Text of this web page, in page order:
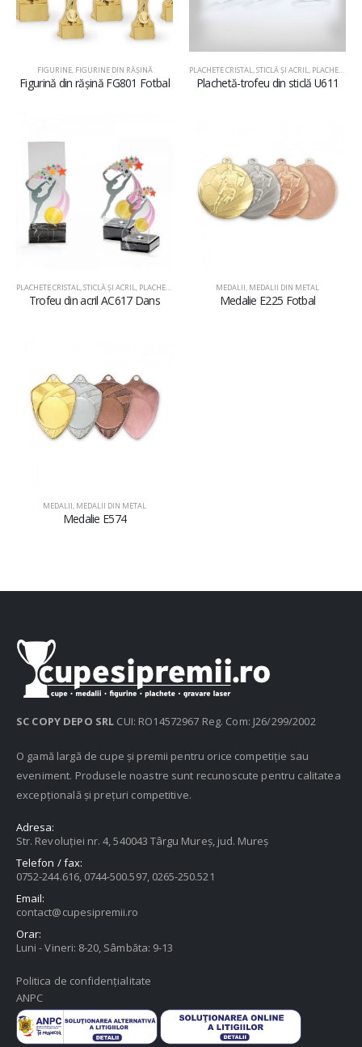
FIGURINE, FIGURINE DIN RĂŞINĂ
Figurină din rășină FG801 Fotbal
PLACHETE CRISTAL, STICLĂ ŞI ACRIL, PLACHETE DIN STICLĂ
Plachetă-trofeu din sticlă U611
PLACHETE CRISTAL, STICLĂ ŞI ACRIL, PLACHETE DIN ACRIL
Trofeu din acril AC617 Dans
MEDALII, MEDALII DIN METAL
Medalie E225 Fotbal
MEDALII, MEDALII DIN METAL
Medalie E574
SC COPY DEPO SRL CUI: RO14572967 Reg. Com: J26/299/2002
O gamă largă de cupe și premii pentru orice competiție sau
eveniment. Produsele noastre sunt recunoscute pentru calitatea
excepțională și prețuri competitive.
Adresa:
Str. Revoluției nr. 4, 540043 Târgu Mureș, jud. Mureș
Telefon / fax:
0752-244.616, 0744-500.597, 0265-250.521
Email:
contact@cupesipremii.ro
Orar:
Luni - Vineri: 8-20, Sâmbăta: 9-13
Politica de confidențialitate
ANPC